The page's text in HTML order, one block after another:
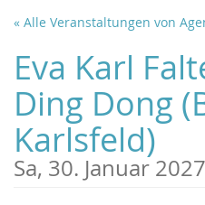
Zum
Inhalt
springen
« Alle Veranstaltungen von
Eva Karl
Ding Dong
Karlsfeld)
Sa, 30. Januar 2027